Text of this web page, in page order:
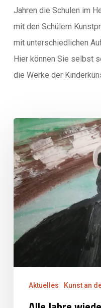
Jahren die Schulen im
mit den Schülern
mit unterschiedlichen
Hier können Sie selbst
die Werke der
Alle
Jahre
wieder:
Kunstprojekt
mit
den
Klassen
Wilhelm-
Busch-
Aktuelles Kunst an